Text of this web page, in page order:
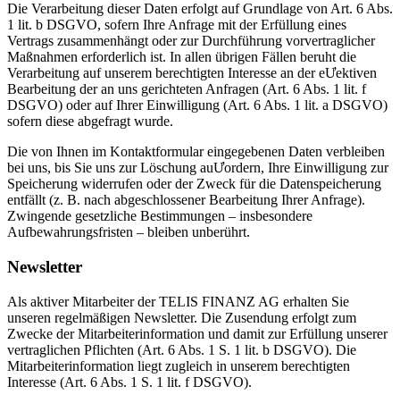
Die Verarbeitung dieser Daten erfolgt auf Grundlage von Art. 6 Abs.
1 lit. b DSGVO, sofern Ihre Anfrage mit der Erfüllung eines
Vertrags zusammenhängt oder zur Durchführung vorvertraglicher
Maßnahmen erforderlich ist. In allen übrigen Fällen beruht die
Verarbeitung auf unserem berechtigten Interesse an der eƯektiven
Bearbeitung der an uns gerichteten Anfragen (Art. 6 Abs. 1 lit. f
DSGVO) oder auf Ihrer Einwilligung (Art. 6 Abs. 1 lit. a DSGVO)
sofern diese abgefragt wurde.
Die von Ihnen im Kontaktformular eingegebenen Daten verbleiben
bei uns, bis Sie uns zur Löschung auƯordern, Ihre Einwilligung zur
Speicherung widerrufen oder der Zweck für die Datenspeicherung
entfällt (z. B. nach abgeschlossener Bearbeitung Ihrer Anfrage).
Zwingende gesetzliche Bestimmungen – insbesondere
Aufbewahrungsfristen – bleiben unberührt.
Newsletter
Als aktiver Mitarbeiter der TELIS FINANZ AG erhalten Sie
unseren regelmäßigen Newsletter. Die Zusendung erfolgt zum
Zwecke der Mitarbeiterinformation und damit zur Erfüllung unserer
vertraglichen Pflichten (Art. 6 Abs. 1 S. 1 lit. b DSGVO). Die
Mitarbeiterinformation liegt zugleich in unserem berechtigten
Interesse (Art. 6 Abs. 1 S. 1 lit. f DSGVO).